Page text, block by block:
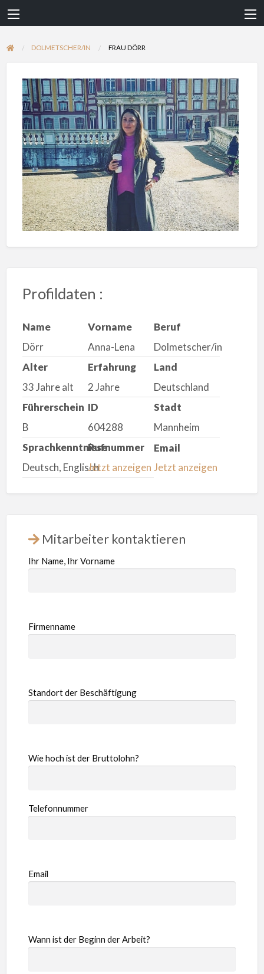
DOLMETSCHER/IN FRAU DÖRR
Profildaten :
Name
Dörr
Vorname
Anna-Lena
Beruf
Dolmetscher/in
Alter
33 Jahre alt
Erfahrung
2 Jahre
Land
Deutschland
Führerschein
B
ID
604288
Stadt
Mannheim
Sprachkenntnisse
Deutsch, Englisch
Rufnummer
Jetzt anzeigen
Email
Jetzt anzeigen
Mitarbeiter kontaktieren
Ihr Name, Ihr Vorname
Firmenname
Standort der Beschäftigung
Wie hoch ist der Bruttolohn?
Telefonnummer
Email
Wann ist der Beginn der Arbeit?